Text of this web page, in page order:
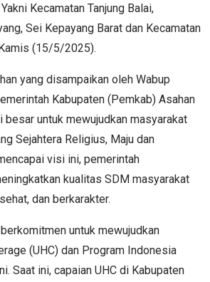
Kecamatan Tanjung Balai,
Sei Kepayang Barat dan Kecamatan
(15/5/2025).
yang disampaikan oleh Wabup
Kabupaten (Pemkab) Asahan
untuk mewujudkan masyarakat
Sejahtera Religius, Maju dan
visi ini, pemerintah
kualitas SDM masyarakat
dan berkarakter.
untuk mewujudkan
(UHC) dan Program Indonesia
Saat ini, capaian UHC di Kabupaten